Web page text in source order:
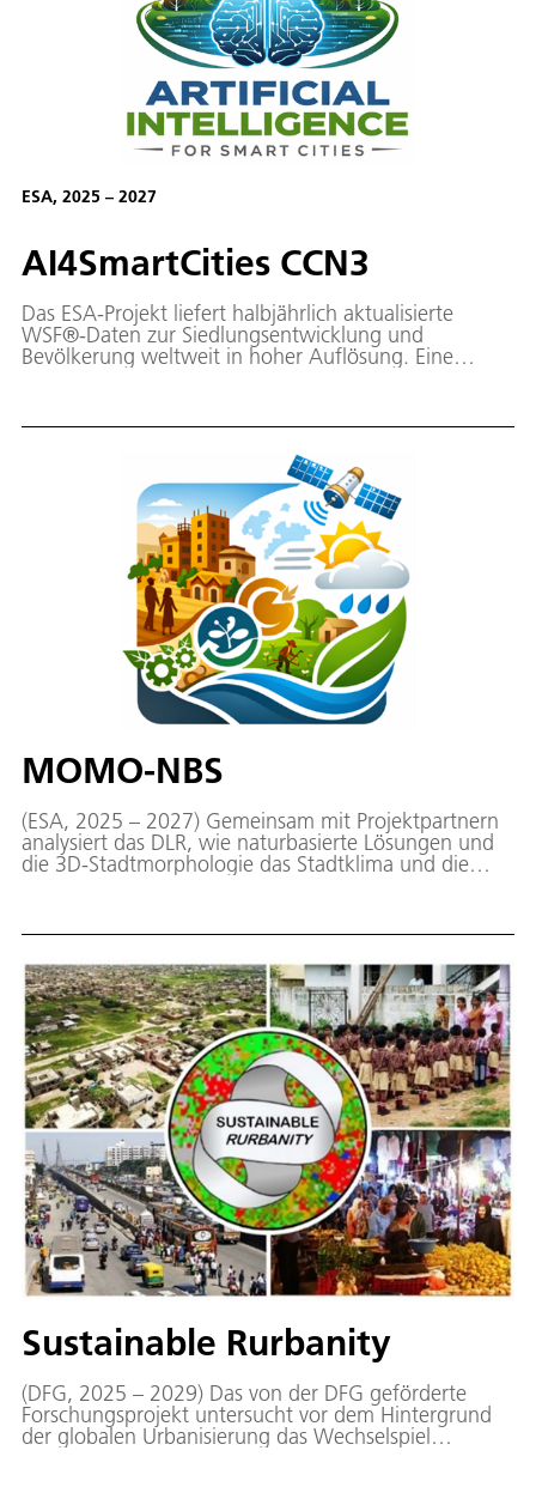
ESA, 2025 – 2027
AI4SmartCities CCN3
Das ESA-Projekt liefert halbjährlich aktualisierte
WSF®-Daten zur Siedlungsentwicklung und
Bevölkerung weltweit in hoher Auflösung. Eine
resiliente, nachhaltige Stadt- und
MOMO-NBS
(ESA, 2025 – 2027) Gemeinsam mit Projektpartnern
analysiert das DLR, wie naturbasierte Lösungen und
die 3D-Stadtmorphologie das Stadtklima und die
Sustainable Rurbanity
(DFG, 2025 – 2029) Das von der DFG geförderte
Forschungsprojekt untersucht vor dem Hintergrund
der globalen Urbanisierung das Wechselspiel